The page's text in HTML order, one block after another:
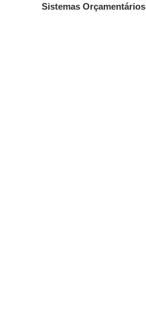
Sistemas Orçamentários